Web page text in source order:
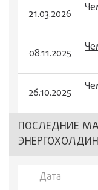
21.03.2026
08.11.2025
26.10.2025
ПОСЛЕДНИЕ
Дата